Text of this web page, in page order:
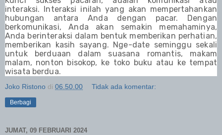
interaksi. Interaksi inilah yang akan mempertahankan
hubungan antara Anda dengan pacar. Dengan
berkomunikasi, Anda akan semakin memahaminya,
Anda berinteraksi dalam bentuk memberikan perhatian,
memberikan kasih sayang. Nge-date seminggu sekali
untuk berduaan dalam suasana romantis, makam
malam, nonton bisokop, ke toko buku atau ke tempat
wisata berdua.
Joko Ristono di 06.50.00 Tidak ada komentar:
Berbagi
JUMAT, 09 FEBRUARI 2024